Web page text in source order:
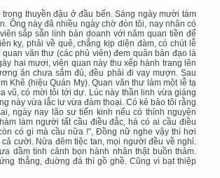
thuyền đậu ở đầu bến. Sáng ngày mười tám
Ông này đã nhiều ngày chờ đón tôi, nay nhân có
sắp sẵn lính bản doanh với năm quan tiền để
kỵ, phải về quê, chẳng kịp diện đàm, có chút lễ
văn thư (các phủ viên) đem quân bản đạo là
hai mươi, viên quan này thu xếp hành trang lên
ăn chưa sắm đủ, đều phải đi vay mượn. Sau
Khê (hiệu Quán My). Quan văn thư làm một lễ tạ
vũ, có mời tôi tới dự. Lúc này thần linh vừa giáng
này vừa lắc lư vừa đàm thoại. Có kẻ bảo tôi rằng
ngày nay lão sư tiến kinh nếu có thỉnh nguyện
làm người tất cầu điều đắc, há có ai cầu điều
có gì mà cầu nữa !", Đồng nữ nghe vậy thì hơi
cười. Nửa đêm tiệc tan, mọi người đều về nghỉ.
dầm tình cảnh bọn hành nhân thật buồn thảm.
thẳng, đuờng đá thì gồ ghề. Cũng vì bạt thiệp